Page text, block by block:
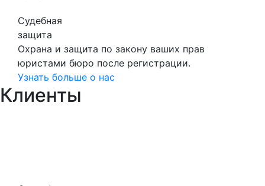
Судебная
защита
Охрана и защита по закону ваших прав
юристами бюро после регистрации.
Узнать больше о нас
Клиенты